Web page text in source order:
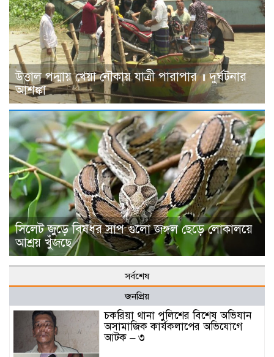
উত্তাল পদ্মায় খেয়া নৌকায় যাত্রী পারাপার ॥ দুর্ঘটনার
আশঙ্কা
সিলেট জুড়ে বিষধর সাপ গুলো জঙ্গল ছেড়ে লোকালয়ে
আশ্রয় খুঁজছে
সর্বশেষ
জনপ্রিয়
চকরিয়া থানা পুলিশের বিশেষ অভিযান
অসামাজিক কার্যকলাপের অভিযোগে
আটক – ৩